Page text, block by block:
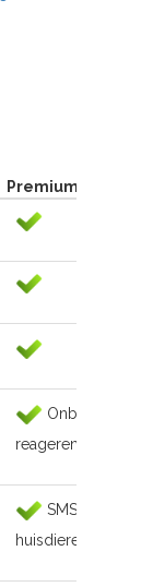
Premium account
Onbeperkt
reageren
SMS naar de
huisdierenoppas